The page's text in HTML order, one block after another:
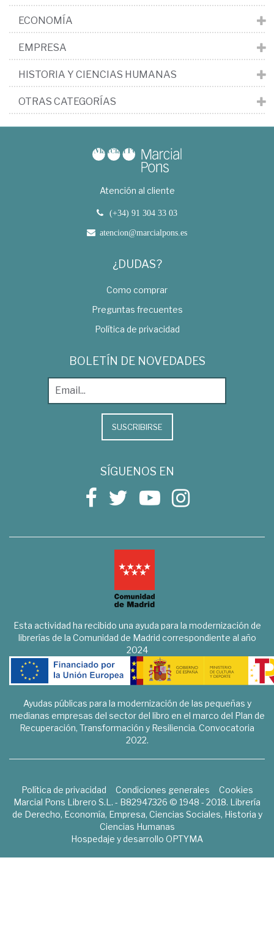
ECONOMÍA
EMPRESA
HISTORIA Y CIENCIAS HUMANAS
OTRAS CATEGORÍAS
Atención al cliente
(+34) 91 304 33 03
atencion@marcialpons.es
¿DUDAS?
Como comprar
Preguntas frecuentes
Política de privacidad
BOLETÍN DE NOVEDADES
SUSCRIBIRSE
SÍGUENOS EN
Esta actividad ha recibido una ayuda para la modernización de
librerías de la Comunidad de Madrid correspondiente al año
2024
Ayudas públicas para la modernización de las pequeñas y
medianas empresas del sector del libro en el marco del Plan de
Recuperación, Transformación y Resiliencia. Convocatoria
2022.
Política de privacidad Condiciones generales
Cookies
Marcial Pons Librero S.L. - B82947326 © 1948 - 2018. Librería
de Derecho, Economía, Empresa, Ciencias Sociales, Historia y
Ciencias Humanas
Hospedaje y desarrollo OPTYMA